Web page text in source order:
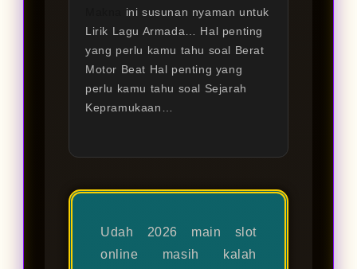
ini susunan nyaman untuk
Lirik Lagu Armada… Hal penting
yang perlu kamu tahu soal Berat
Motor Beat Hal penting yang
perlu kamu tahu soal Sejarah
Kepramukaan…
Udah 2026 main slot
online masih kalah